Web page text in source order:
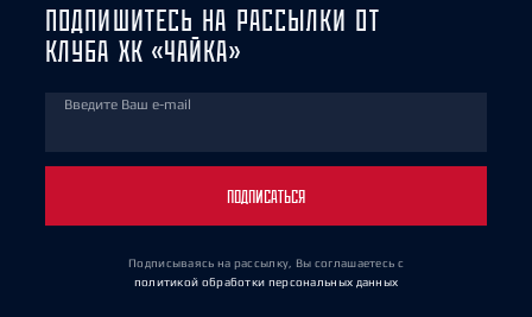
ПОДПИШИТЕСЬ НА РАССЫЛКИ ОТ
КЛУБА ХК «ЧАЙКА»
Введите Ваш e-mail
ПОДПИСАТЬСЯ
Подписываясь на рассылку, Вы соглашаетесь с
политикой обработки персональных данных